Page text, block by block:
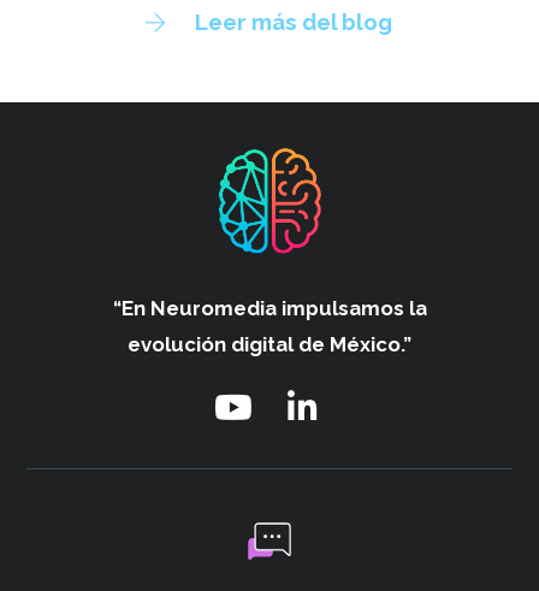
Leer más del blog
“En Neuromedia impulsamos la
evolución digital de México.”